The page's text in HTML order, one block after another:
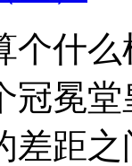
个什
冠冕
差距